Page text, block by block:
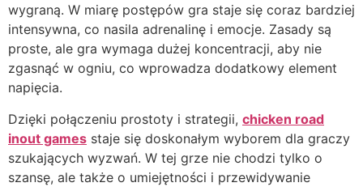
wygraną. W miarę postępów gra staje się coraz bardziej
intensywna, co nasila adrenalinę i emocje. Zasady są
proste, ale gra wymaga dużej koncentracji, aby nie
zgasnąć w ogniu, co wprowadza dodatkowy element
napięcia.
Dzięki połączeniu prostoty i strategii, chicken road
inout games staje się doskonałym wyborem dla graczy
szukających wyzwań. W tej grze nie chodzi tylko o
szansę, ale także o umiejętności i przewidywanie